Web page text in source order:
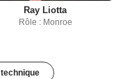
Ray Liotta
Rôle : Monroe